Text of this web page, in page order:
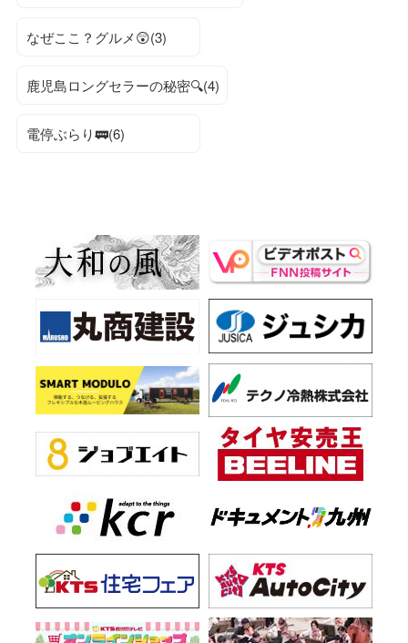
なぜここ？グルメ😲(3)
鹿児島ロングセラーの秘密🔍(4)
電停ぶらり🚃(6)